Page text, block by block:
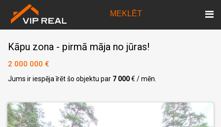
MEKLĒT
Kāpu zona - pirmā māja no jūras!
2 000 000 €
Jums ir iespēja īrēt šo objektu par 7 000€ / mēn.